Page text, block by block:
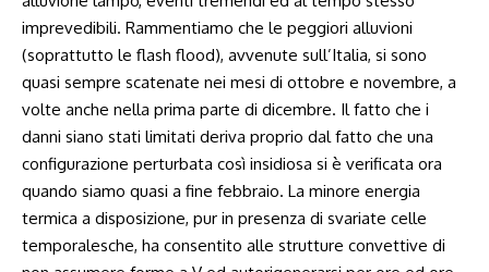
imprevedibili. Rammentiamo che le peggiori alluvioni
(soprattutto le flash flood), avvenute sull’Italia, si sono
quasi sempre scatenate nei mesi di ottobre e novembre, a
volte anche nella prima parte di dicembre. Il fatto che i
danni siano stati limitati deriva proprio dal fatto che una
configurazione perturbata così insidiosa si è verificata ora
quando siamo quasi a fine febbraio. La minore energia
termica a disposizione, pur in presenza di svariate celle
temporalesche, ha consentito alle strutture convettive di